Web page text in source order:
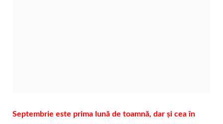
Septembrie este prima lună de toamnă, dar și cea în